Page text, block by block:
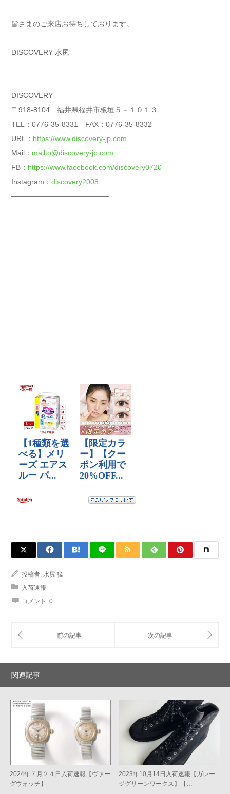
皆さまのご来店お待ちしております。
DISCOVERY 水尻
—————————————–
DISCOVERY
〒918-8104 福井県福井市板垣５－１０１３
TEL：0776-35-8331 FAX：0776-35-8332
URL： https://www.discovery-jp.com
Mail： mailto@discovery-jp.com
FB： https://www.facebook.com/discovery0720
Instagram： discovery2008
—————————————–
投稿者: 水尻 猛
入荷速報
コメント: 0
関連記事
2024年７月２４日入荷速報【ヴァー
グウォッチ】
2023年10月14日入荷速報【ガレー
ジグリーンワークス】【…